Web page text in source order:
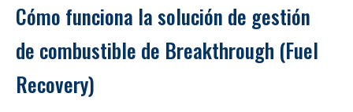
Cómo funciona la solución de gestión
de combustible de Breakthrough (Fuel
Recovery)